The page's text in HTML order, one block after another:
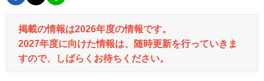
掲載の情報は2026年度の情報です。
2027年度に向けた情報は、随時更新を行っていきま
すので、しばらくお待ちください。
合格が決まったら新入生サポートセンターへ！
ミールカード〜食堂年間利用システム〜
「これからの学び方講座」について